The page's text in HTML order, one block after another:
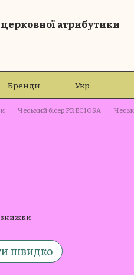
атрибутики
Бренди
Укр
Чеський бісер PRECIOSA
знижки
швидко